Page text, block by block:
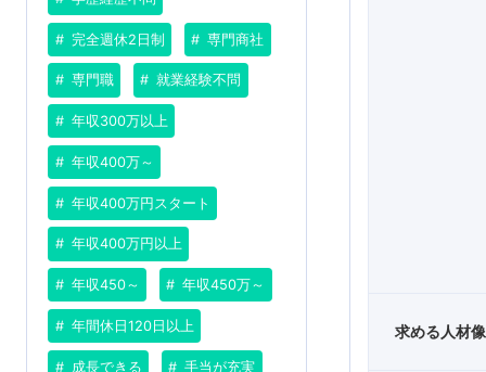
完全週休2日制 専門商社
専門職 就業経験不問
年収300万以上
年収400万～
年収400万円スタート
年収400万円以上
年収450～ 年収450万～
年間休日120日以上
成長できる 手当が充実
求める人材像